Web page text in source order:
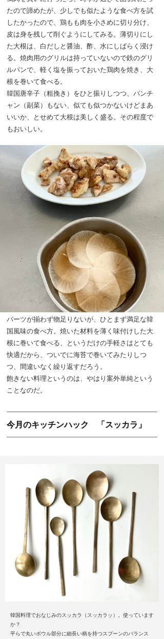
たので諦めたが、少しでも似たような食べ方を試
したかったので、鶏もも肉を小さめに切り分け、
皮は身を残して削ぐようにしてみる。薄切りにし
た大根は、白だしと醤油、酢、水にしばらく浸け
る。焼肉用のグリルは持っていないので鉄のグリ
ルパンで、軽く塩を振っておいた鶏肉を焼き、大
根を巻いて食べる。
韓国唐辛子（粗挽き）をひと振りしつつ、パンチ
ャン（副菜）もない、似ても似つかないけどまあ
いいか、とせめて大根は美しく盛る。その程度で
もおいしい。
パーツが揃わず物足りないが、ひとまず満足な韓
国風味の食べ方。焼いた材料を薄く味付けした大
根に巻いて食べる、というだけの手軽さはとても
快適だから、ついでに海苔で巻いてみたりしつ
つ、間違いなく繰り返すだろう。
飽きない料理というのは、やはり案外単純という
ことなのだ。
今月のキッチンハック 「スッカラ」
韓国料理でおなじみのスッカラ（スッカラッ）。使っています
か？
平らで丸いボウル部分に細長い柄を持つスプーンのバランス